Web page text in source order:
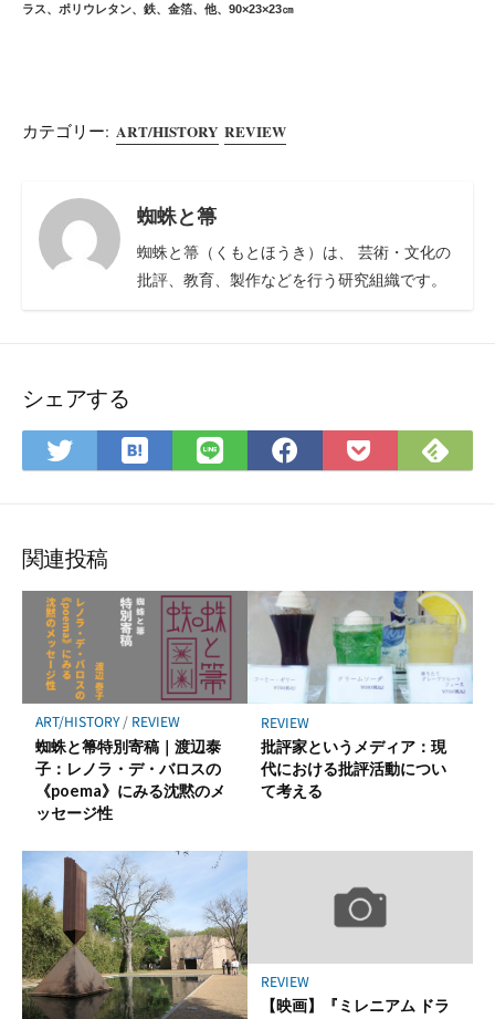
ラス、ポリウレタン、鉄、金箔、他、90×23×23㎝
カテゴリー: ART/HISTORY REVIEW
蜘蛛と箒
蜘蛛と箒（くもとほうき）は、 芸術・文化の
批評、教育、製作などを行う研究組織です。
シェアする
Twitter
ェ
は
ッ
ク
マ
に
保
存
LINE Facebook
Pocket
関連投稿
ART/HISTORY/ REVIEW
蜘蛛と箒特別寄稿｜渡辺泰
子：レノラ・デ・バロスの
《poema》にみる沈黙のメ
ッセージ性
REVIEW
批評家というメディア：現
代における批評活動につい
て考える
REVIEW
【映画】『ミレニアム ドラ